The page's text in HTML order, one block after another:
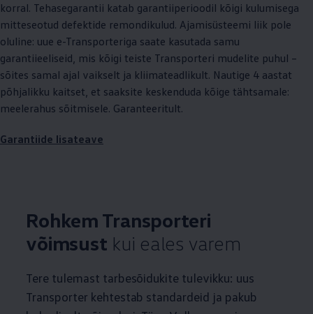
korral. Tehasegarantii katab garantiiperioodil kõigi kulumisega
mitteseotud defektide remondikulud. Ajamisüsteemi liik pole
oluline: uue e-Transporteriga saate kasutada samu
garantiieeliseid, mis kõigi teiste Transporteri mudelite puhul –
sõites samal ajal vaikselt ja kliimateadlikult. Nautige 4 aastat
põhjalikku kaitset, et saaksite keskenduda kõige tähtsamale:
meelerahus sõitmisele. Garanteeritult.
Garantiide lisateave
Rohkem Transporteri
võimsust kui eales varem
Tere tulemast tarbesõidukite tulevikku: uus
Transporter kehtestab standardeid ja pakub